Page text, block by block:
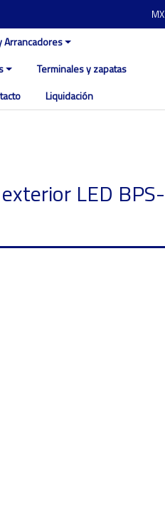
MX
Arrancadores
Terminales y zapatas
Liquidación
LED BPS-